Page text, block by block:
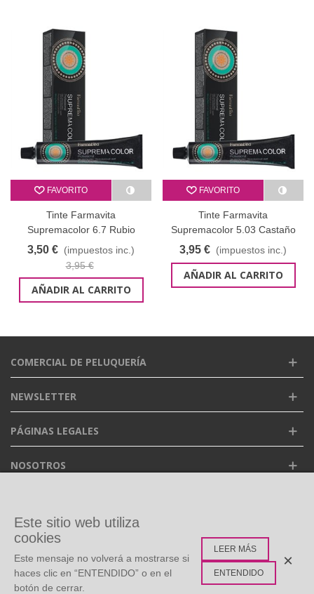
FAVORITO
Tinte Farmavita
Supremacolor 6.7 Rubio
Oscuro Marrón 60 ml
3,50 € (impuestos inc.)
3,95 €
AÑADIR AL CARRITO
FAVORITO
Tinte Farmavita
Supremacolor 5.03 Castaño
Claro Natural dorado 60 ml
3,95 € (impuestos inc.)
AÑADIR AL CARRITO
COMERCIAL DE PELUQUERÍA
NEWSLETTER
PÁGINAS LEGALES
NOSOTROS
ETIQUETAS POPULARES
Este sitio web utiliza
cookies
Este mensaje no volverá a mostrarse si
haces clic en “ENTENDIDO” o en el
botón de cerrar.
LEER MÁS
ENTENDIDO
×